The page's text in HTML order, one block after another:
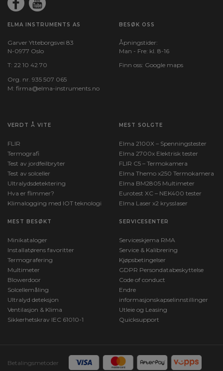
ELMA INSTRUMENTS AS
Garver Ytteborgsvei 83
N-0977 Oslo
T: 22 10 42 70
Org. nr. 935 507 065
M: firma@elma-instruments.no​
BESØK OSS
Åpningstider:
Man - Fre: kl. 8-16
Finn oss: Google maps
VERDT Å VITE
FLIR
Termografi
Test av jordfeilbryter
Test av solceller
Ultralydsdetektering
Hva er flimmer?
Klimalogging med IOT teknologi
MEST SOLGTE
Elma 2100X – Spenningstester
Elma 2700x Elektrisk tester
FLIR C5 – Termokamera
Elma Themo x250 Termokamera
Elma BM2805 Multimeter
Eurotest XC – NEK400 tester
Elma Laser x2 krysslaser
MEST BESØKT
Minikataloger
Installatørens favoritter
Termografering
Multimeter
Blowerdoor
Solcellemåling
Ultralyd deteksjon
Ventilasjon & Klima
Sikkerhetskrav IEC 61010-1
SERVICESENTER
Serviceskjema RMA
Service & Kalibrering
Kjøpsbetingelser
GDPR Persondatabeskyttelse
Code of conduct
Endre
informasjonskapselinnstillinger
Utleie og Leasing
Quicksupport
Betalingsmetoder